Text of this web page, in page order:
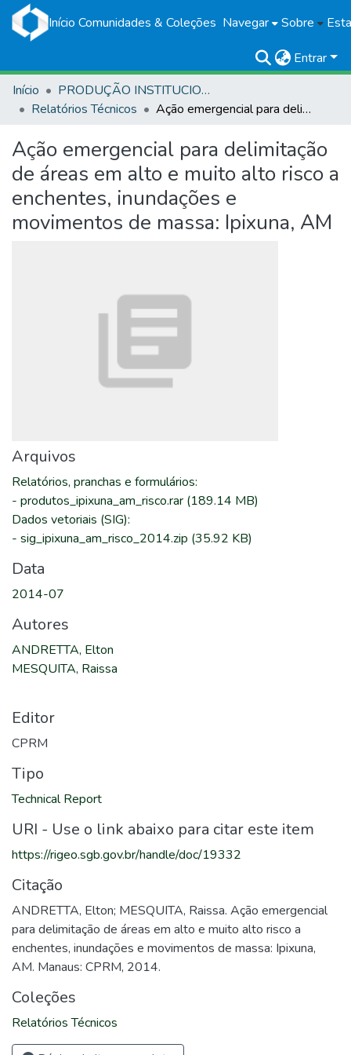
Início Comunidades & Coleções Navegar Sobre
Entrar
Início
PRODUÇÃO INSTITUCIONAL
Relatórios Técnicos
Ação emergencial para delimitação de áreas em alto e muito alto risco a enchentes, inundações e movimentos de massa: Ipixuna, AM
Ação emergencial para delimitação
de áreas em alto e muito alto risco a
enchentes, inundações e
movimentos de massa: Ipixuna, AM
Arquivos
Relatórios, pranchas e formulários:
- produtos_ipixuna_am_risco.rar (189.14 MB)
Dados vetoriais (SIG):
- sig_ipixuna_am_risco_2014.zip (35.92 KB)
Data
2014-07
Autores
ANDRETTA, Elton
MESQUITA, Raissa
Editor
CPRM
Tipo
Technical Report
URI - Use o link abaixo para citar este item
https://rigeo.sgb.gov.br/handle/doc/19332
Citação
ANDRETTA, Elton; MESQUITA, Raissa. Ação emergencial
para delimitação de áreas em alto e muito alto risco a
enchentes, inundações e movimentos de massa: Ipixuna,
AM. Manaus: CPRM, 2014.
Coleções
Relatórios Técnicos